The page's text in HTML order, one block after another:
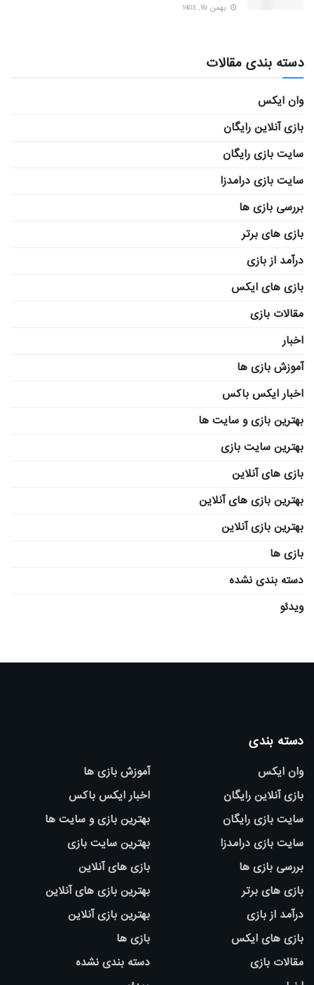
بهمن 19, 1403
دسته بندی مقالات
وان ایکس
بازی آنلاین رایگان
سایت بازی رایگان
سایت بازی درامدزا
بررسی بازی ها
بازی های برتر
درآمد از بازی
بازی های ایکس
مقالات بازی
اخبار
آموزش بازی ها
اخبار ایکس باکس
بهترین بازی و سایت ها
بهترین سایت بازی
بازی های آنلاین
بهترین بازی های آنلاین
بهترین بازی آنلاین
بازی ها
دسته بندی نشده
ویدئو
دسته بندی
وان ایکس
بازی آنلاین رایگان
سایت بازی رایگان
سایت بازی درامدزا
بررسی بازی ها
بازی های برتر
درآمد از بازی
بازی های ایکس
مقالات بازی
آموزش بازی ها
اخبار ایکس باکس
بهترین بازی و سایت ها
بهترین سایت بازی
بازی های آنلاین
بهترین بازی های آنلاین
بهترین بازی آنلاین
بازی ها
دسته بندی نشده